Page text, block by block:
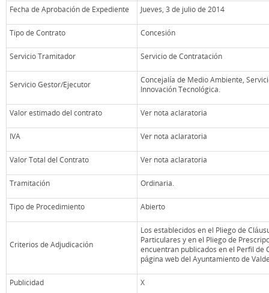
Fecha de Aprobación de Expediente Jueves, 3 de julio de 2014
Tipo de Contrato Concesión
Servicio Tramitador Servicio de Contratación
Servicio Gestor/Ejecutor
Concejalía de Medio Ambiente,
Innovación Tecnológica.
Valor estimado del contrato Ver nota aclaratoria
IVA Ver nota aclaratoria
Valor Total del Contrato Ver nota aclaratoria
Tramitación Ordinaria.
Tipo de Procedimiento Abierto
Criterios de Adjudicación
Los establecidos en el Pliego de
Particulares y en el Pliego de
encuentran publicados en el Perfil de
página web del Ayuntamiento de
Publicidad X